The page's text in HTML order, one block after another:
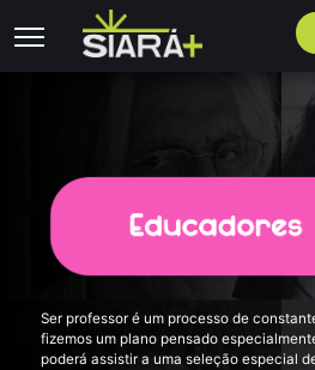
Ser professor é um processo de
fizemos um plano pensado
poderá assistir a uma seleção especial